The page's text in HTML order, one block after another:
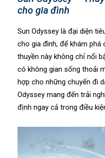
cho gia đình
Sun Odyssey là đại diện
cho gia đình, để khám phá
thuyền này không chỉ nổi
có không gian sống thoải
hợp cho những chuyến đi
Odyssey mang đến trải
định ngay cả trong điều